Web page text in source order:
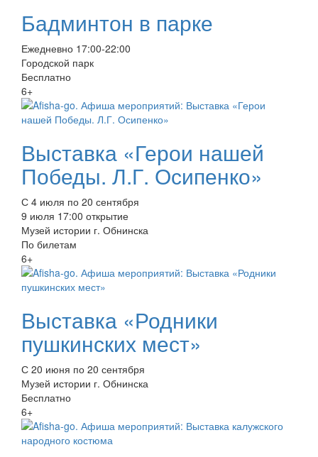
Бадминтон в парке
Ежедневно 17:00-22:00
Городской парк
Бесплатно
6+
Выставка «Герои нашей
Победы. Л.Г. Осипенко»
С 4 июля по 20 сентября
9 июля 17:00 открытие
Музей истории г. Обнинска
По билетам
6+
Выставка «Родники
пушкинских мест»
С 20 июня по 20 сентября
Музей истории г. Обнинска
Бесплатно
6+